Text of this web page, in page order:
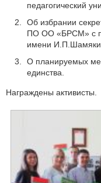
педагогический
Об избрании
ПО ОО «БРСМ» с
имени
О планируемых
единства.
Награждены активисты.